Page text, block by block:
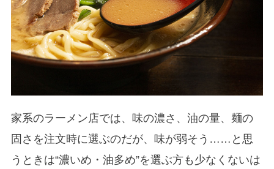
家系のラーメン店では、味の濃さ、油の量、麺の
固さを注文時に選ぶのだが、味が弱そう……と思
うときは“濃いめ・油多め”を選ぶ方も少なくないは